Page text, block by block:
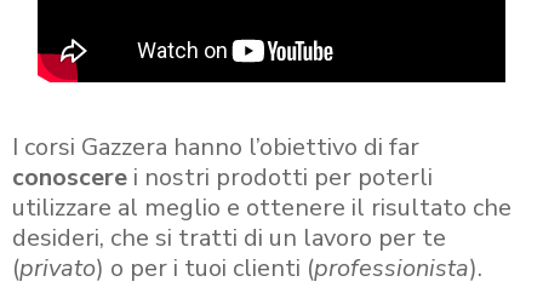
I corsi Gazzera hanno l’obiettivo di far
conoscere i nostri prodotti per poterli
utilizzare al meglio e ottenere il risultato che
desideri, che si tratti di un lavoro per te
(privato) o per i tuoi clienti (professionista).